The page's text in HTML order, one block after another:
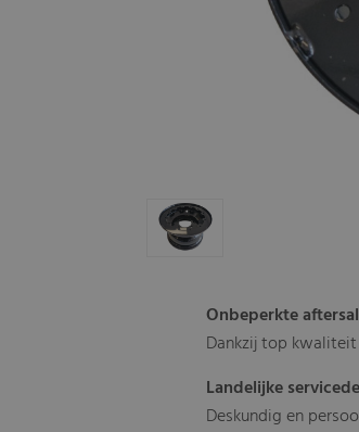
Onbeperkte
Dankzij top kwaliteit
Landelijke
Deskundig en